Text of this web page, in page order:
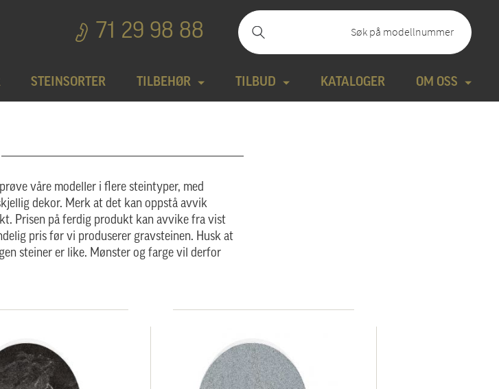
71 29 98 88
STEINSORTER TILBEHØR TILBUD
Utgåtte modeller
KATALOGER OM OSS
våre modeller i flere steintyper, med
dekor. Merk at det kan oppstå avvik
Prisen på ferdig produkt kan avvike fra vist
pris før vi produserer gravsteinen. Husk at
steiner er like. Mønster og farge vil derfor